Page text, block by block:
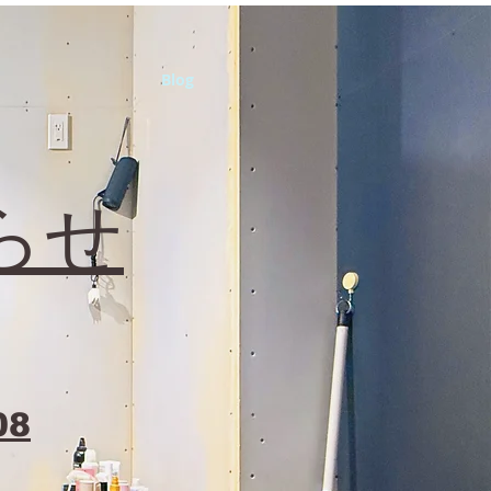
せ
Blog